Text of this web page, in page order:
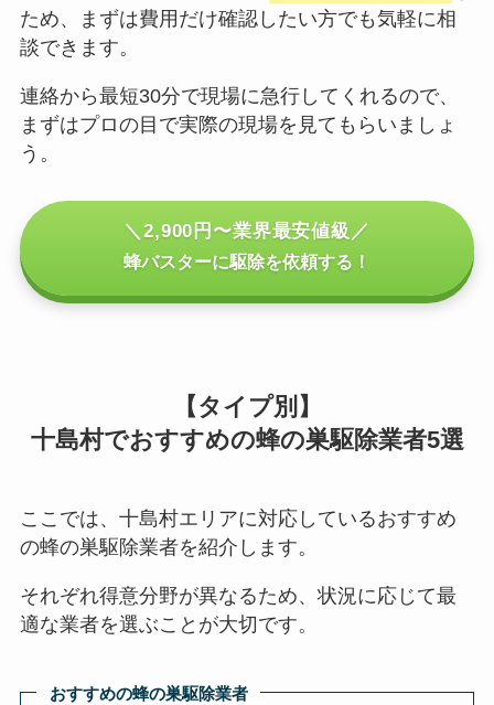
ため、まずは費用だけ確認したい方でも気軽に相
談できます。
連絡から最短30分で現場に急行してくれるので、
まずはプロの目で実際の現場を見てもらいましょ
う。
＼2,900円〜業界最安値級／
蜂バスターに駆除を依頼する！
【タイプ別】
十島村でおすすめの蜂の巣駆除業者5選
ここでは、十島村エリアに対応しているおすすめ
の蜂の巣駆除業者を紹介します。
それぞれ得意分野が異なるため、状況に応じて最
適な業者を選ぶことが大切です。
おすすめの蜂の巣駆除業者